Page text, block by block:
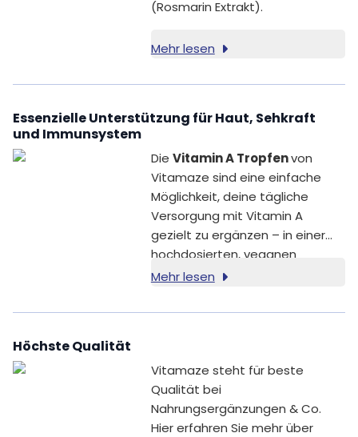
(Rosmarin Extrakt).
Mehr lesen
Essenzielle Unterstützung für Haut, Sehkraft
und Immunsystem
Die Vitamin A Tropfenvon
Vitamaze sind eine einfache
Möglichkeit, deine tägliche
Versorgung mit Vitamin A
gezielt zu ergänzen – in einer
hochdosierten, veganen
Flüssigkeit. Nur drei Tropfen
Form von Retinylpalmitat, das
Routine für Augen, Haut oder
Immunsystem ergänzen
möchtest – Vitamin A spielt
dabei eine zentrale Rolle.
Mehr lesen
Höchste Qualität
Vitamaze steht für beste
Qualität bei
Nahrungsergänzungen & Co.
Hier erfahren Sie mehr über